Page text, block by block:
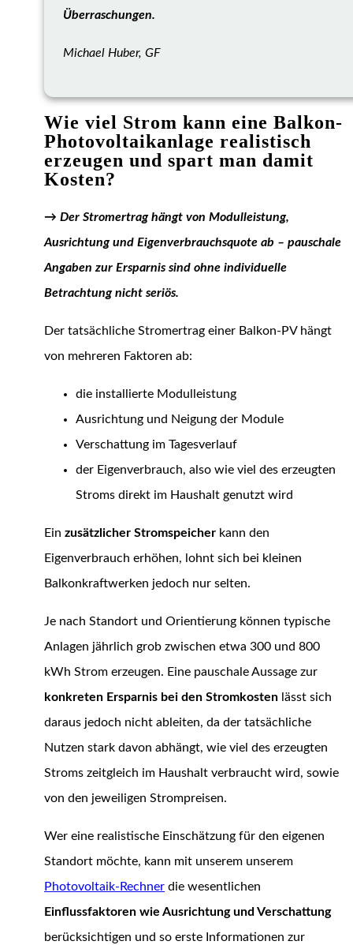
Überraschungen.
Michael Huber, GF
Wie viel Strom kann eine Balkon-
Photovoltaikanlage realistisch
erzeugen und spart man damit
Kosten?
→ Der Stromertrag hängt von Modulleistung,
Ausrichtung und Eigenverbrauchsquote ab – pauschale
Angaben zur Ersparnis sind ohne individuelle
Betrachtung nicht seriös.
Der tatsächliche Stromertrag einer Balkon-PV hängt
von mehreren Faktoren ab:
die installierte Modulleistung
Ausrichtung und Neigung der Module
Verschattung im Tagesverlauf
der Eigenverbrauch, also wie viel des erzeugten
Stroms direkt im Haushalt genutzt wird
Ein zusätzlicher Stromspeicher kann den
Eigenverbrauch erhöhen, lohnt sich bei kleinen
Balkonkraftwerken jedoch nur selten.
Je nach Standort und Orientierung können typische
Anlagen jährlich grob zwischen etwa 300 und 800
kWh Strom erzeugen. Eine pauschale Aussage zur
konkreten Ersparnis bei den Stromkosten lässt sich
daraus jedoch nicht ableiten, da der tatsächliche
Nutzen stark davon abhängt, wie viel des erzeugten
Stroms zeitgleich im Haushalt verbraucht wird, sowie
von den jeweiligen Strompreisen.
Wer eine realistische Einschätzung für den eigenen
Standort möchte, kann mit unserem unserem
Photovoltaik-Rechner die wesentlichen
Einflussfaktoren wie Ausrichtung und Verschattung
berücksichtigen und so erste Informationen zur